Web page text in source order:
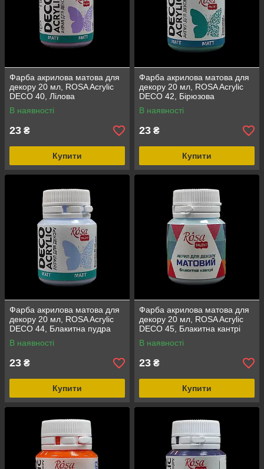
Фарба акрилова матова для
декору 20 мл, ROSA Acrylic
DECO 40, Лілова
В наявності
23 ₴
Купити
Фарба акрилова матова для
декору 20 мл, ROSA Acrylic
DECO 42, Бірюзова
В наявності
23 ₴
Купити
Фарба акрилова матова для
декору 20 мл, ROSA Acrylic
DECO 44, Блакитна пудра
В наявності
23 ₴
Купити
Фарба акрилова матова для
декору 20 мл, ROSA Acrylic
DECO 45, Блакитна кантрі
В наявності
23 ₴
Купити